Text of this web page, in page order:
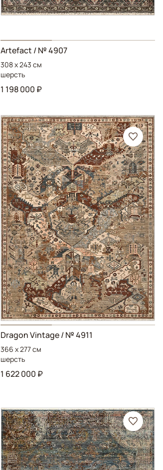
Artefact / № 4907
308 x 243 см
шерсть
1 198 000 ₽
Dragon Vintage/ № 4911
366 x 277 см
шерсть
1 622 000 ₽